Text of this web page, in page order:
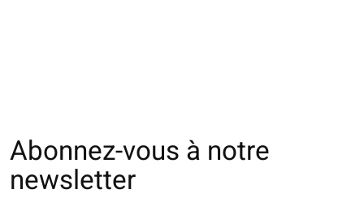
Abonnez-vous à notre
newsletter